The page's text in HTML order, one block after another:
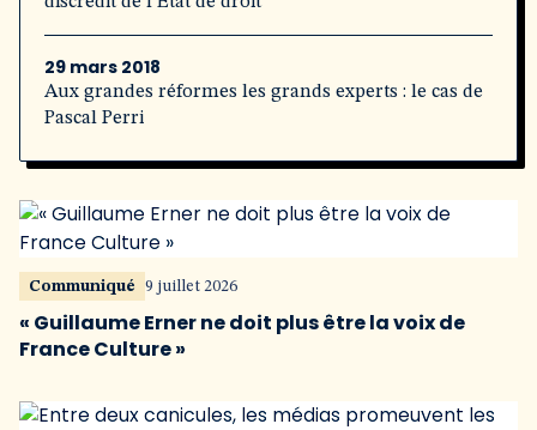
29 mars 2018
Aux grandes réformes les grands experts : le cas de
Pascal Perri
Communiqué 9 juillet 2026
« Guillaume Erner ne doit plus être la voix de
France Culture »